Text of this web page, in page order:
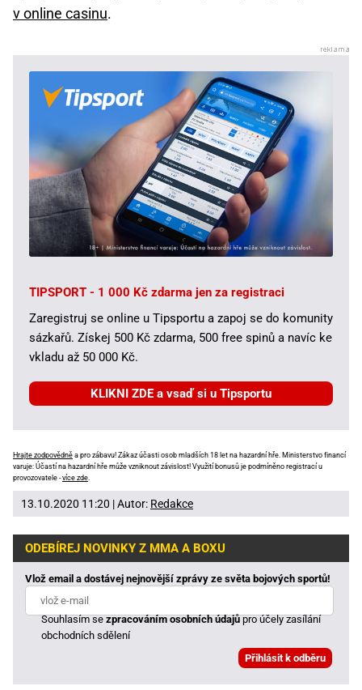
v online casinu.
TIPSPORT - 1 000 Kč zdarma jen za registraci
Zaregistruj se online u Tipsportu a zapoj se do komunity
sázkařů. Získej 500 Kč zdarma, 500 free spinů a navíc ke
vkladu až 50 000 Kč.
KLIKNI ZDE a vsaď si u Tipsportu
Hrajte zodpovědně a pro zábavu! Zákaz účasti osob mladších 18 let na hazardní hře. Ministerstvo financí
varuje: Účastí na hazardní hře může vzniknout závislost! Využití bonusů je podmíněno registrací u
provozovatele -více zde
13.10.2020 11:20 | Autor: Redakce
ODEBÍREJ NOVINKY Z MMA A BOXU
Vlož email a dostávej nejnovější zprávy ze světa bojových sportů!
Souhlasím sezpracováním osobních údajůpro účely zasílání
obchodních sdělení